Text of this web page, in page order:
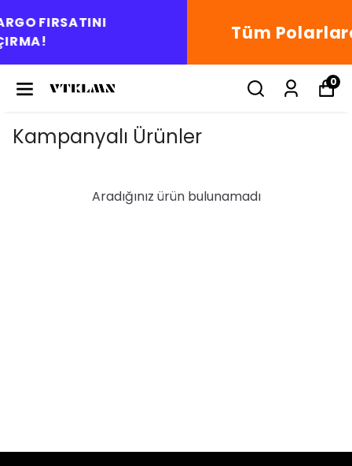
Tüm Polarlarda %30
0
Kampanyalı Ürünler
Aradığınız ürün bulunamadı